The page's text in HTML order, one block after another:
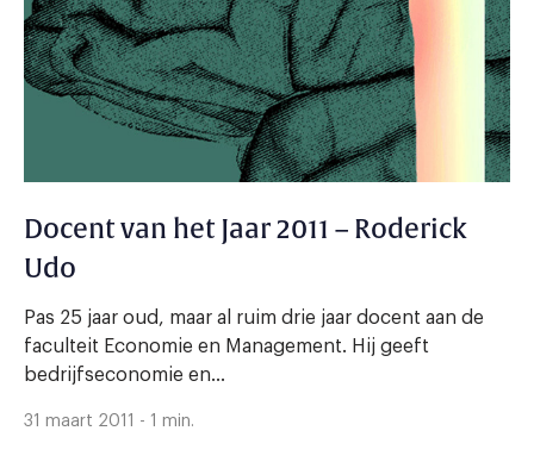
Docent van het Jaar 2011 – Roderick
Udo
Pas 25 jaar oud, maar al ruim drie jaar docent aan de
faculteit Economie en Management. Hij geeft
bedrijfseconomie en...
31 maart 2011 - 1 min.